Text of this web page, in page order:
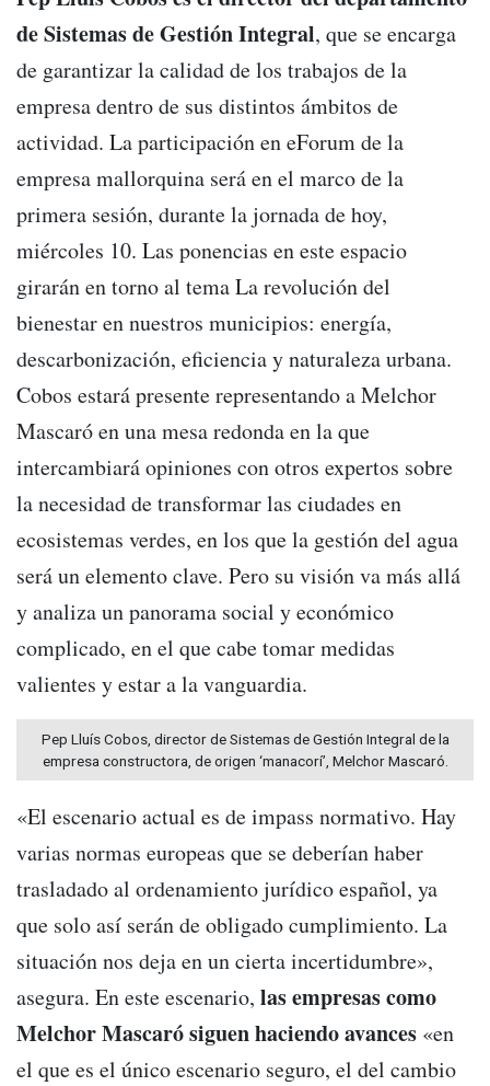
de Sistemas de Gestión Integral, que se encarga
de garantizar la calidad de los trabajos de la
empresa dentro de sus distintos ámbitos de
actividad. La participación en eForum de la
empresa mallorquina será en el marco de la
primera sesión, durante la jornada de hoy,
miércoles 10. Las ponencias en este espacio
girarán en torno al tema La revolución del
bienestar en nuestros municipios: energía,
descarbonización, eficiencia y naturaleza urbana.
Cobos estará presente representando a Melchor
Mascaró en una mesa redonda en la que
intercambiará opiniones con otros expertos sobre
la necesidad de transformar las ciudades en
ecosistemas verdes, en los que la gestión del agua
será un elemento clave. Pero su visión va más allá
y analiza un panorama social y económico
complicado, en el que cabe tomar medidas
valientes y estar a la vanguardia.
Pep Lluís Cobos, director de Sistemas de Gestión Integral de la
empresa constructora, de origen ‘manacorí’, Melchor Mascaró.
«El escenario actual es de impass normativo. Hay
varias normas europeas que se deberían haber
trasladado al ordenamiento jurídico español, ya
que solo así serán de obligado cumplimiento. La
situación nos deja en un cierta incertidumbre»,
asegura. En este escenario, las empresas como
Melchor Mascaró siguen haciendo avances «en
el que es el único escenario seguro, el del cambio